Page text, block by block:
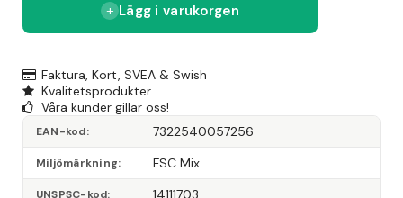
Lägg i varukorgen
Faktura, Kort, SVEA & Swish
Kvalitetsprodukter
Våra kunder gillar oss!
EAN-kod 7322540057256
Miljömärkning FSC Mix
UNSPSC-kod 14111703